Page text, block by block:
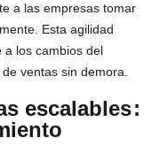
a las empresas tomar
Esta agilidad
a los cambios del
ventas sin demora.
escalables: